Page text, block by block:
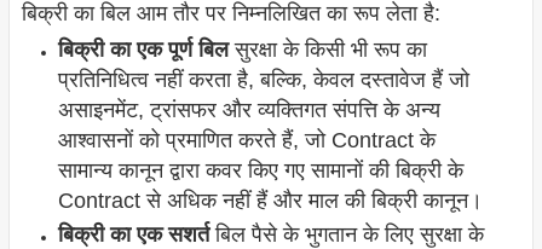
बिक्री का बिल आम तौर पर निम्नलिखित का रूप लेता है:
बिक्री का एक पूर्ण बिलसुरक्षा के किसी भी रूप का
प्रतिनिधित्व नहीं करता है, बल्कि, केवल दस्तावेज हैं जो
असाइनमेंट, ट्रांसफर और व्यक्तिगत संपत्ति के अन्य
आश्वासनों को प्रमाणित करते हैं, जो Contract के
सामान्य कानून द्वारा कवर किए गए सामानों की बिक्री के
Contract से अधिक नहीं हैं और माल की बिक्री कानून।
बिक्री का एक सशर्तबिल पैसे के भुगतान के लिए सुरक्षा के